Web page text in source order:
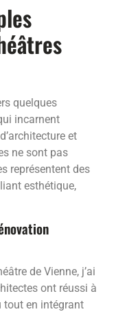
quelques
incarnent
et
ne sont pas
représentent des
esthétique,
de Vienne, j’ai
ont réussi à
tout en intégrant